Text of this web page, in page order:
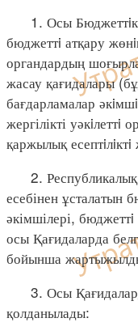
1. Осы Бюджеттiк
бюджеттi атқару
органдардың
жасау қағидалары
бағдарламалар
жергілікті
қаржылық есептiлiктi
2. Республикалық
есебінен ұсталатын
әкімшілері,
осы Қағидаларда
бойынша
3. Осы
қолданылады: